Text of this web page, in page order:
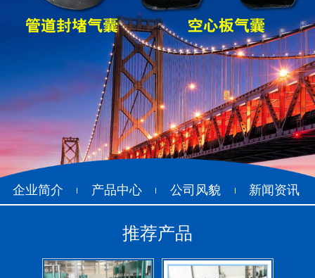
企业简介 产品中心 公司风貌 新闻资讯
推荐产品
管道封堵气囊（橡胶水
堵）
管道封堵气囊
污水管道封堵气囊 管道堵水气囊